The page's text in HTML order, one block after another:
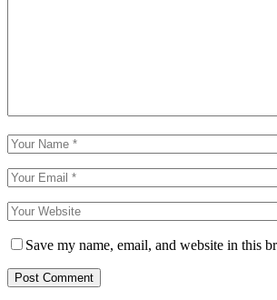
Save my name, email, and website in this